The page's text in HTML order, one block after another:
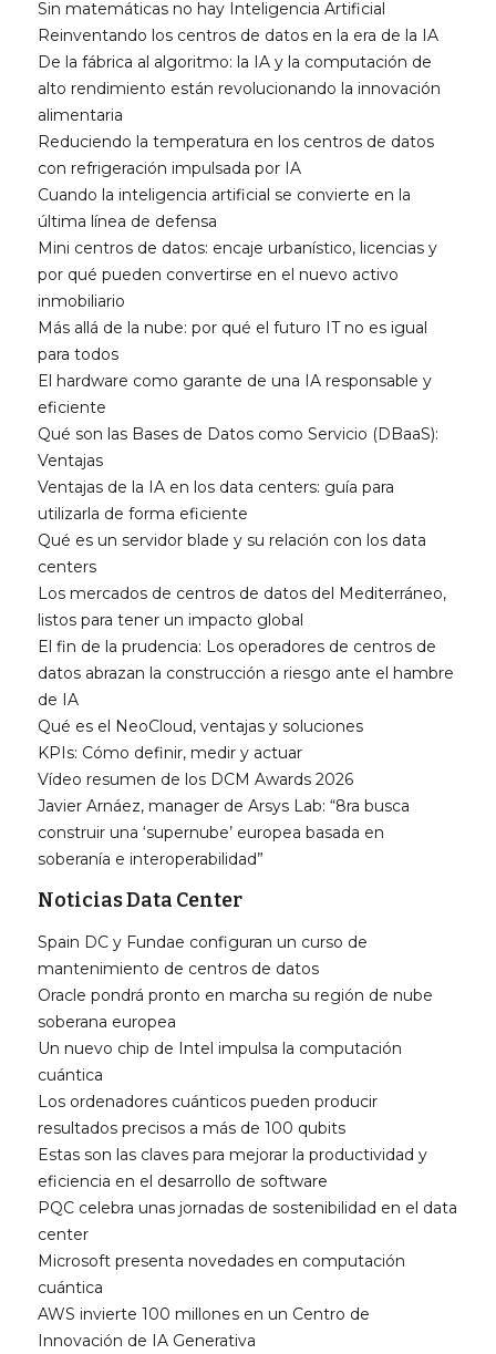
Sin matemáticas no hay Inteligencia Artificial
Reinventando los centros de datos en la era de la IA
De la fábrica al algoritmo: la IA y la computación de
alto rendimiento están revolucionando la innovación
alimentaria
Reduciendo la temperatura en los centros de datos
con refrigeración impulsada por IA
Cuando la inteligencia artificial se convierte en la
última línea de defensa
Mini centros de datos: encaje urbanístico, licencias y
por qué pueden convertirse en el nuevo activo
inmobiliario
Más allá de la nube: por qué el futuro IT no es igual
para todos
El hardware como garante de una IA responsable y
eficiente
Qué son las Bases de Datos como Servicio (DBaaS):
Ventajas
Ventajas de la IA en los data centers: guía para
utilizarla de forma eficiente
Qué es un servidor blade y su relación con los data
centers
Los mercados de centros de datos del Mediterráneo,
listos para tener un impacto global
El fin de la prudencia: Los operadores de centros de
datos abrazan la construcción a riesgo ante el hambre
de IA
Qué es el NeoCloud, ventajas y soluciones
KPIs: Cómo definir, medir y actuar
Vídeo resumen de los DCM Awards 2026
Javier Arnáez, manager de Arsys Lab: “8ra busca
construir una ‘supernube’ europea basada en
soberanía e interoperabilidad”
Noticias Data Center
Spain DC y Fundae configuran un curso de
mantenimiento de centros de datos
Oracle pondrá pronto en marcha su región de nube
soberana europea
Un nuevo chip de Intel impulsa la computación
cuántica
Los ordenadores cuánticos pueden producir
resultados precisos a más de 100 qubits
Estas son las claves para mejorar la productividad y
eficiencia en el desarrollo de software
PQC celebra unas jornadas de sostenibilidad en el data
center
Microsoft presenta novedades en computación
cuántica
AWS invierte 100 millones en un Centro de
Innovación de IA Generativa